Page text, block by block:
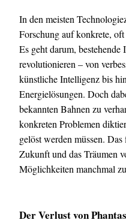
In den meisten
Forschung auf konkrete,
Es geht darum,
revolutionieren – von
künstliche Intelligenz bis
Energielösungen. Doch
bekannten Bahnen zu
konkreten Problemen
gelöst werden müssen.
Zukunft und das Träumen
Möglichkeiten manchmal
Der Verlust von